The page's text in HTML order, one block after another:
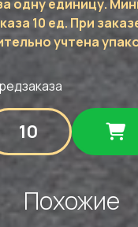
одну единицу.
10 ед. При
учтена
Похожие